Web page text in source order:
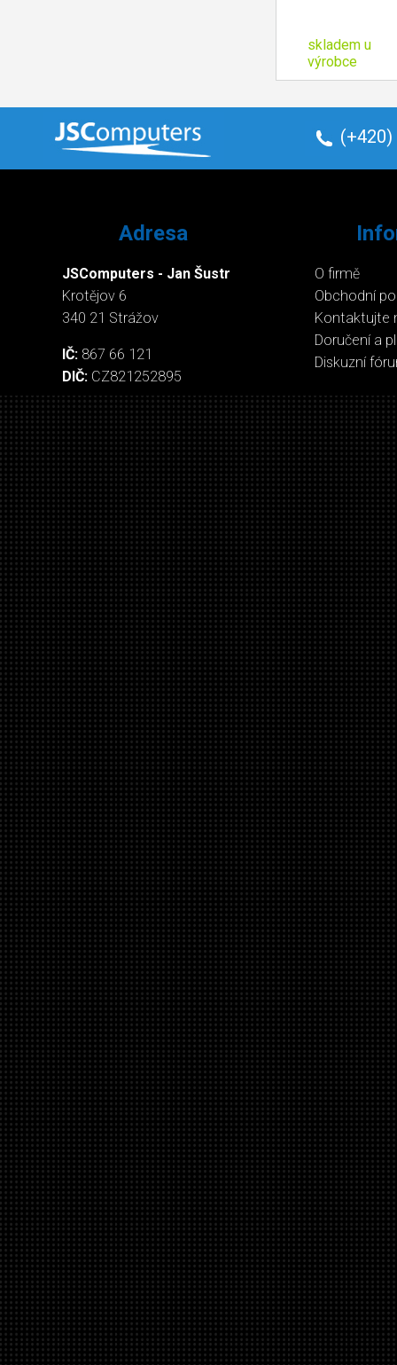
skladem u
výrobce
(+420)
Adresa
JSComputers - Jan Šustr
Krotějov 6
340 21 Strážov
IČ: 867 66 121
DIČ: CZ821252895
O firmě
Obchodní
Kontaktujte
Doručení a
Diskuzní